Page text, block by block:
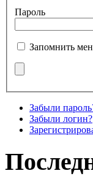
Пароль
Запомнить
Забыли
Забыли логин?